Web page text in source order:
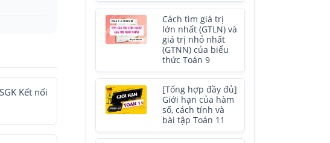
Kết nối
Cách tìm giá trị
lớn nhất (GTLN) và
giá trị nhỏ nhất
(GTNN) của biểu
thức Toán 9
[Tổng hợp đầy đủ]
Giới hạn của hàm
số, cách tính và
bài tập Toán 11